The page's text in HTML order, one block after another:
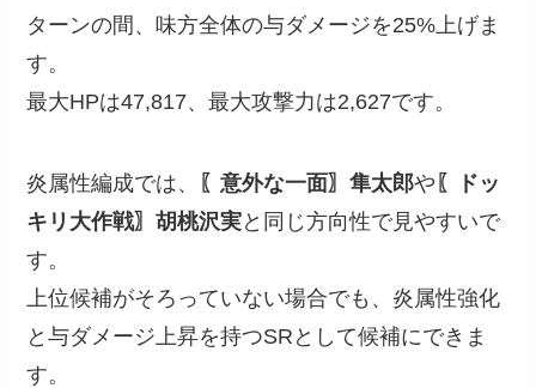
ターンの間、味方全体の与ダメージを25%上げま
す。
最大HPは47,817、最大攻撃力は2,627です。
炎属性編成では、 〖意外な一面〗隼太郎や 〖ドッ
キリ大作戦〗胡桃沢実と同じ方向性で見やすいで
す。
上位候補がそろっていない場合でも、炎属性強化
と与ダメージ上昇を持つSRとして候補にできま
す。